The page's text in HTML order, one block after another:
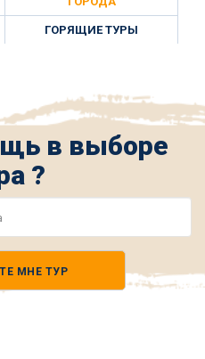
ГОРЯЩИЕ ТУРЫ
в выборе
?
МНЕ ТУР